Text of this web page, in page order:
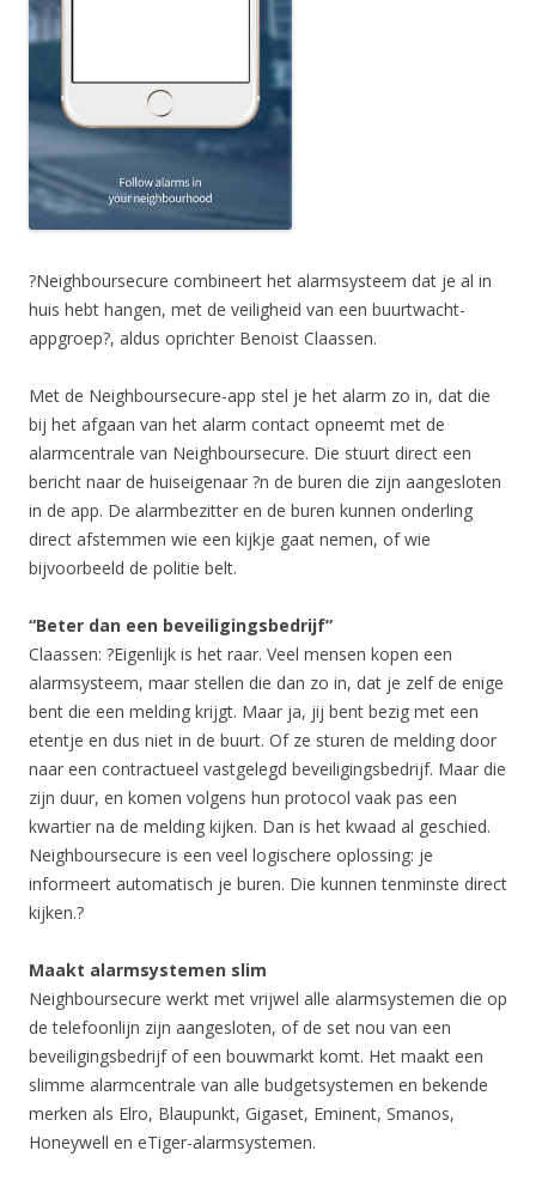
?Neighboursecure combineert het alarmsysteem dat je al in
huis hebt hangen, met de veiligheid van een buurtwacht-
appgroep?, aldus oprichter Benoist Claassen.
Met de Neighboursecure-app stel je het alarm zo in, dat die
bij het afgaan van het alarm contact opneemt met de
alarmcentrale van Neighboursecure. Die stuurt direct een
bericht naar de huiseigenaar ?n de buren die zijn aangesloten
in de app. De alarmbezitter en de buren kunnen onderling
direct afstemmen wie een kijkje gaat nemen, of wie
bijvoorbeeld de politie belt.
“Beter dan een beveiligingsbedrijf”
Claassen: ?Eigenlijk is het raar. Veel mensen kopen een
alarmsysteem, maar stellen die dan zo in, dat je zelf de enige
bent die een melding krijgt. Maar ja, jij bent bezig met een
etentje en dus niet in de buurt. Of ze sturen de melding door
naar een contractueel vastgelegd beveiligingsbedrijf. Maar die
zijn duur, en komen volgens hun protocol vaak pas een
kwartier na de melding kijken. Dan is het kwaad al geschied.
Neighboursecure is een veel logischere oplossing: je
informeert automatisch je buren. Die kunnen tenminste direct
kijken.?
Maakt alarmsystemen slim
Neighboursecure werkt met vrijwel alle alarmsystemen die op
de telefoonlijn zijn aangesloten, of de set nou van een
beveiligingsbedrijf of een bouwmarkt komt. Het maakt een
slimme alarmcentrale van alle budgetsystemen en bekende
merken als Elro, Blaupunkt, Gigaset, Eminent, Smanos,
Honeywell en eTiger-alarmsystemen.